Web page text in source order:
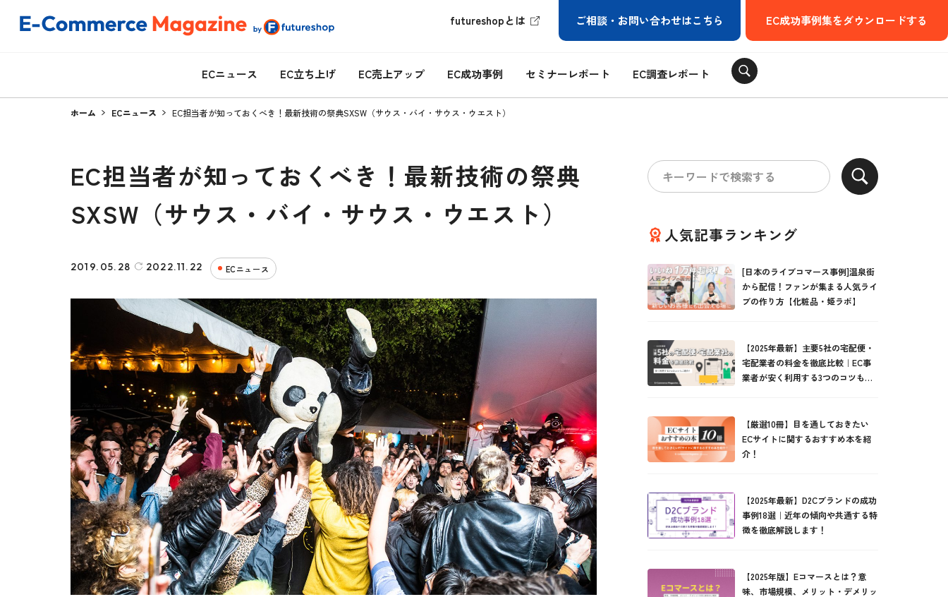
futureshopとは ご相談・お問い合わせはこちら EC成功事例集をダウンロードする
ECニュース EC立ち上げ EC売上アップ EC成功事例 セミナーレポート EC調査レポート
ホーム ECニュース EC担当者が知っておくべき！最新技術の祭典SXSW（サウス・バイ・サウス・ウエスト）
EC担当者が知っておくべき！最新技術の祭典
SXSW（サウス・バイ・サウス・ウエスト）
2019.05.28 2022.11.22 ECニュース
人気記事ランキング
[日本のライブコマース事例]温泉街
から配信！ファンが集まる人気ライ
ブの作り方【化粧品・姫ラボ】
【2025年最新】主要5社の宅配便・
宅配業者の料金を徹底比較｜EC事
業者が安く利用する3つのコツもご
【厳選10冊】目を通しておきたい
ECサイトに関するおすすめ本を紹
介！
【2025年最新】D2Cブランドの成功
事例18選｜近年の傾向や共通する特
徴を徹底解説します！
【2025年版】Eコマースとは？意
味、市場規模、メリット・デメリッ